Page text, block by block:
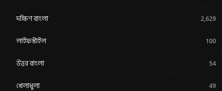
দক্ষিণ বাংলা 2,629
লাইফস্টাইল 100
উত্তর বাংলা 54
খেলাধুলা 49